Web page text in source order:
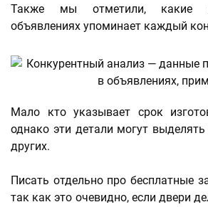
Также мы отметили, какие
объявлениях упоминает каждый
Мало кто указывает срок
однако эти детали могут
других.
Писать отдельно про бесплатные
так как это очевидно, если двери